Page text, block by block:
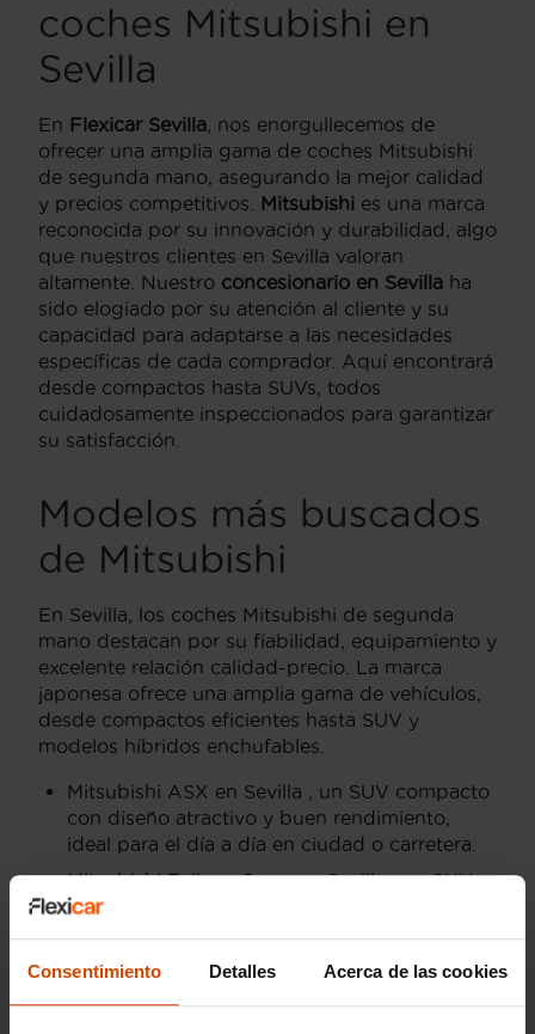
Consentimiento Detalles Acerca de las cookies
coches Mitsubishi en
Sevilla
En Flexicar Sevilla , nos enorgullecemos de
ofrecer una amplia gama de coches Mitsubishi
de segunda mano, asegurando la mejor calidad
y precios competitivos. Mitsubishi es una marca
reconocida por su innovación y durabilidad, algo
que nuestros clientes en Sevilla valoran
altamente. Nuestro concesionario en Sevilla ha
sido elogiado por su atención al cliente y su
capacidad para adaptarse a las necesidades
específicas de cada comprador. Aquí encontrará
desde compactos hasta SUVs, todos
cuidadosamente inspeccionados para garantizar
su satisfacción.
Modelos más buscados
de Mitsubishi
En Sevilla, los coches Mitsubishi de segunda
mano destacan por su fiabilidad, equipamiento y
excelente relación calidad-precio. La marca
japonesa ofrece una amplia gama de vehículos,
desde compactos eficientes hasta SUV y
modelos híbridos enchufables.
Mitsubishi ASX en Sevilla , un SUV compacto
con diseño atractivo y buen rendimiento,
ideal para el día a día en ciudad o carretera.
Mitsubishi Eclipse Cross en Sevilla , un SUV
con estética deportiva y avanzada tecnología,